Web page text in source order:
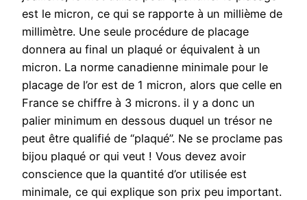
est le micron, ce qui se rapporte à un millième de
millimètre. Une seule procédure de placage
donnera au final un plaqué or équivalent à un
micron. La norme canadienne minimale pour le
placage de l’or est de 1 micron, alors que celle en
France se chiffre à 3 microns. il y a donc un
palier minimum en dessous duquel un trésor ne
peut être qualifié de “plaqué”. Ne se proclame pas
bijou plaqué or qui veut ! Vous devez avoir
conscience que la quantité d’or utilisée est
minimale, ce qui explique son prix peu important.